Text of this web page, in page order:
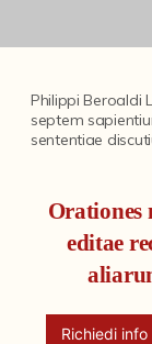
Fondi Fotografici
Fotografia e Nuovi
Strumenti
Philippi Beroaldi
septem
sententiae
editae
Richiedi info